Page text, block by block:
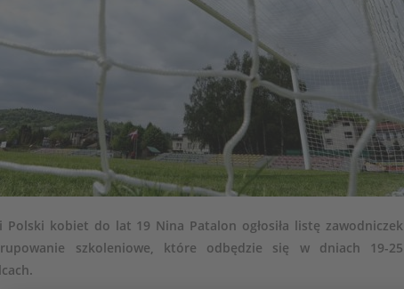
Polski kobiet do lat 19 Nina Patalon ogłosiła listę zawodniczek
szkoleniowe, które odbędzie się w dniach 19-25